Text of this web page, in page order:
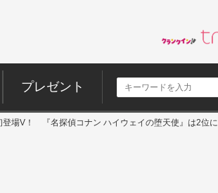
プレゼント
場V！ 『名探偵コナン ハイウェイの堕天使』は2位に